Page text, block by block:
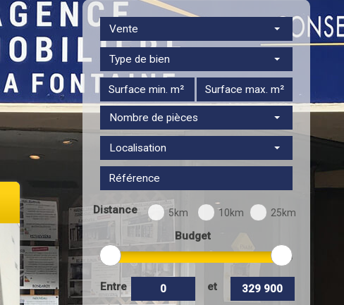
Vente
Type de bien
Nombre de pièces
Localisation
Distance 5km 10km 25km
Budget
Entre et